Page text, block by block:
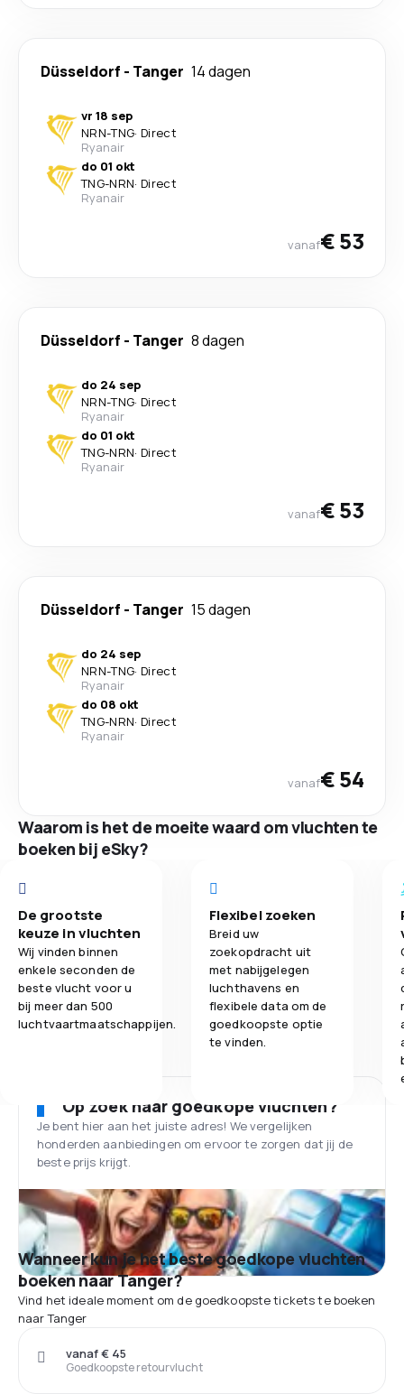
Düsseldorf - Tanger 14 dagen
vr 18 sep
NRN-TNG· Direct
Ryanair
do 01 okt
TNG-NRN· Direct
Ryanair
vanaf€ 53
Düsseldorf - Tanger 8 dagen
do 24 sep
NRN-TNG· Direct
Ryanair
do 01 okt
TNG-NRN· Direct
Ryanair
vanaf€ 53
Düsseldorf - Tanger 15 dagen
do 24 sep
NRN-TNG· Direct
Ryanair
do 08 okt
TNG-NRN· Direct
Ryanair
vanaf€ 54
Waarom is het de moeite waard om vluchten te
boeken bij eSky?
De grootste
keuze in vluchten
Wij vinden binnen
enkele seconden de
beste vlucht voor u
bij meer dan 500
luchtvaartmaatschappijen.
Flexibel zoeken
Breid uw
zoekopdracht uit
met nabijgelegen
luchthavens en
flexibele data om de
goedkoopste optie
te vinden.
Op zoek naar goedkope vluchten?
Je bent hier aan het juiste adres! We vergelijken
honderden aanbiedingen om ervoor te zorgen dat jij de
beste prijs krijgt.
Wanneer kun je het beste goedkope vluchten
boeken naar Tanger?
Vind het ideale moment om de goedkoopste tickets te boeken
naar Tanger
Goedkoopste retourvlucht
vanaf € 45